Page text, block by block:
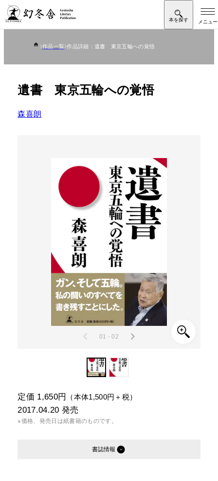
作品一覧 作品詳細：遺書 東京五輪への覚悟
遺書 東京五輪への覚悟
森喜朗
01 - 02
定価 1,650円 （本体1,500円＋税）
2017.04.20 発売
※価格、発売日は紙書籍のものです。
書誌情報